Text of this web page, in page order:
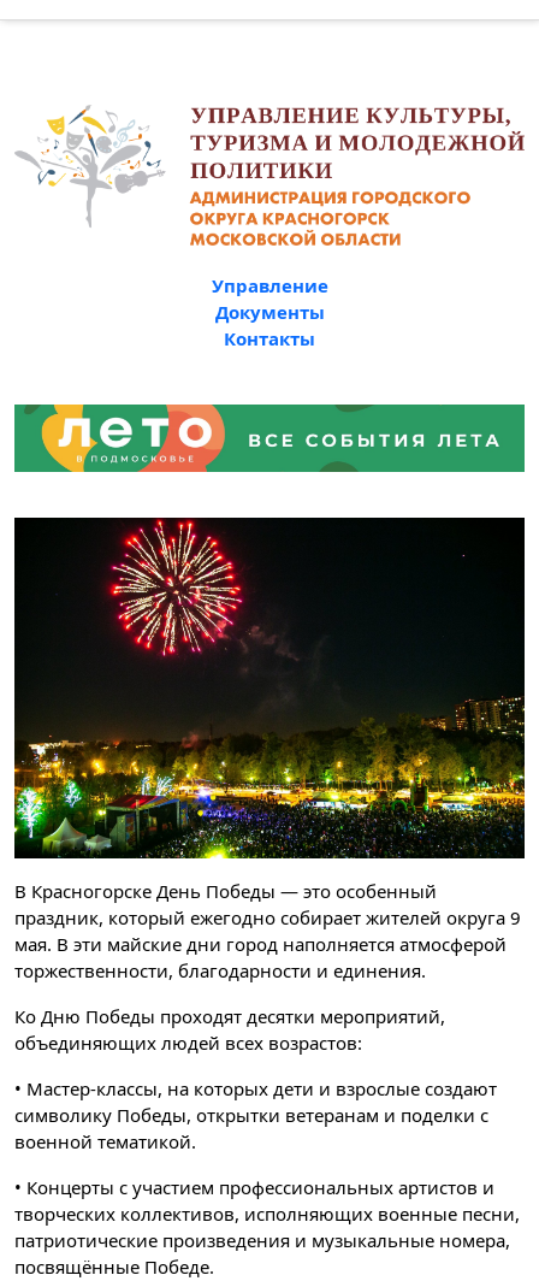
Управление
Документы
Контакты
В Красногорске День Победы — это особенный
праздник, который ежегодно собирает жителей округа 9
мая. В эти майские дни город наполняется атмосферой
торжественности, благодарности и единения.
Ко Дню Победы проходят десятки мероприятий,
объединяющих людей всех возрастов:
• Мастер-классы, на которых дети и взрослые создают
символику Победы, открытки ветеранам и поделки с
военной тематикой.
• Концерты с участием профессиональных артистов и
творческих коллективов, исполняющих военные песни,
патриотические произведения и музыкальные номера,
посвящённые Победе.